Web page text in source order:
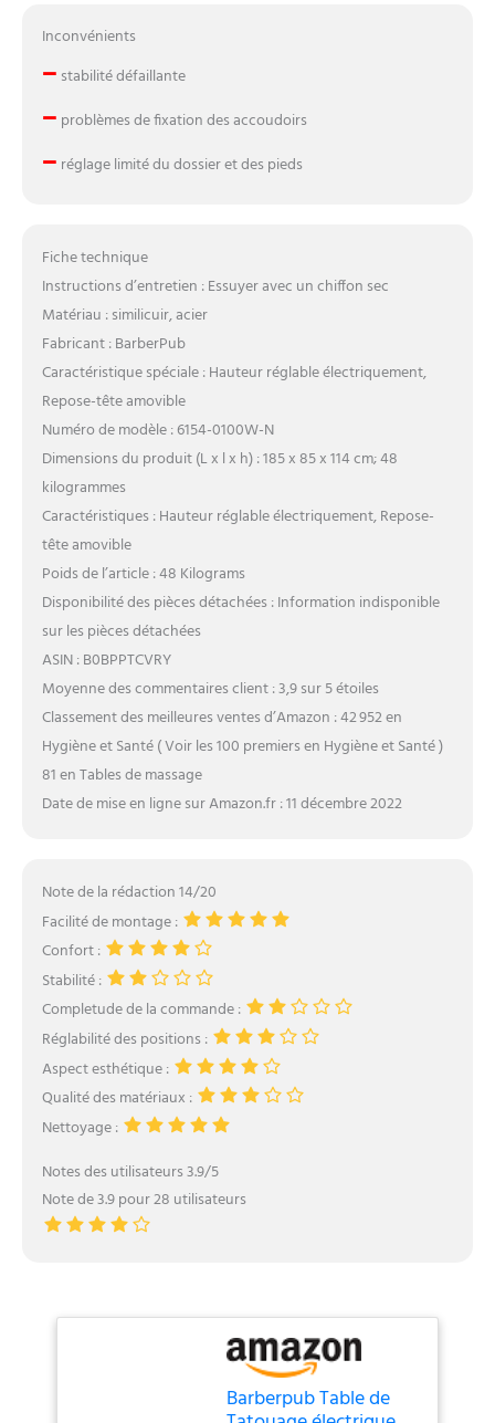
Inconvénients
– stabilité défaillante
– problèmes de fixation des accoudoirs
– réglage limité du dossier et des pieds
Fiche technique
Instructions d’entretien : Essuyer avec un chiffon sec
Matériau : similicuir, acier
Fabricant : BarberPub
Caractéristique spéciale : Hauteur réglable électriquement,
Repose-tête amovible
Numéro de modèle : 6154-0100W-N
Dimensions du produit (L x l x h) : 185 x 85 x 114 cm; 48
kilogrammes
Caractéristiques : Hauteur réglable électriquement, Repose-
tête amovible
Poids de l’article : 48 Kilograms
Disponibilité des pièces détachées : Information indisponible
sur les pièces détachées
ASIN : B0BPPTCVRY
Moyenne des commentaires client : 3,9 sur 5 étoiles
Classement des meilleures ventes d’Amazon : 42 952 en
Hygiène et Santé ( Voir les 100 premiers en Hygiène et Santé )
81 en Tables de massage
Date de mise en ligne sur Amazon.fr : 11 décembre 2022
Note de la rédaction 14/20
Facilité de montage :
Confort :
Stabilité :
Completude de la commande :
Réglabilité des positions :
Aspect esthétique :
Qualité des matériaux :
Nettoyage :
Notes des utilisateurs 3.9/5
Note de 3.9 pour 28 utilisateurs
Barberpub Table de